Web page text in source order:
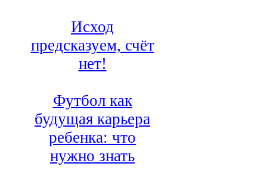
Исход
предсказуем, счёт
нет!
Футбол как
будущая карьера
ребенка: что
нужно знать